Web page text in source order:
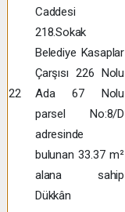
22
Caddesi
218.Sokak
Belediye Kasaplar
Çarşısı 226 Nolu
Ada 67 Nolu
parsel No:8/D
adresinde
bulunan 33.37 m²
alana sahip
Dükkân